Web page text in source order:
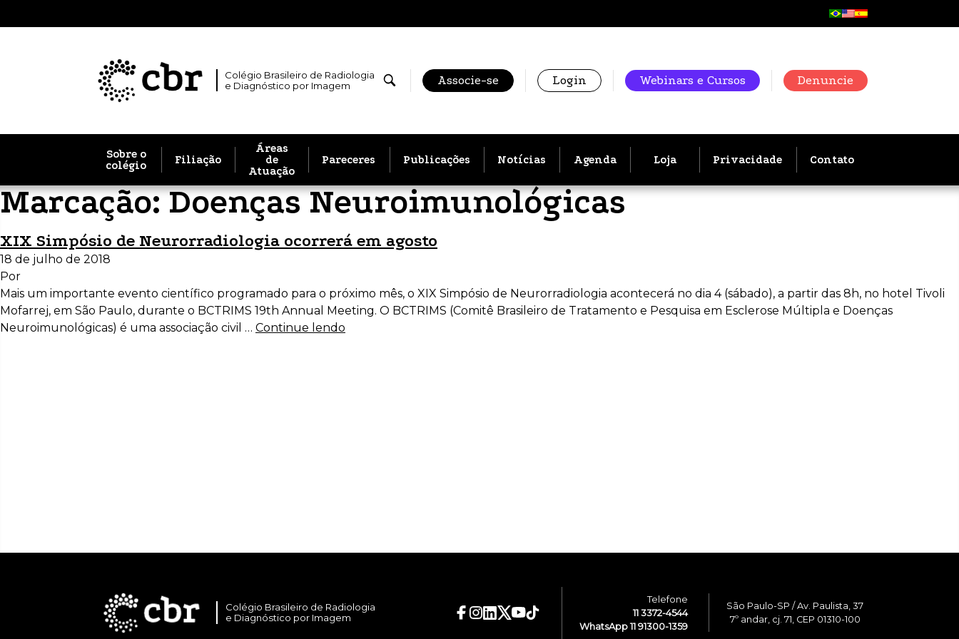
Colégio Brasileiro de Radiologia
e Diagnóstico por Imagem
Associe-se Login Webinars e Cursos Denuncie
Sobre o
colégio
Filiação
Áreas
de
Atuação
Pareceres Publicações Notícias Agenda Loja Privacidade Contato
Marcação:Doenças Neuroimunológicas
XIX Simpósio de Neurorradiologia ocorrerá em agosto
18 de julho de 2018
Por
Mais um importante evento científico programado para o próximo mês, o XIX Simpósio de Neurorradiologia acontecerá no dia 4 (sábado), a partir das 8h, no hotel Tivoli
Mofarrej, em São Paulo, durante o BCTRIMS 19th Annual Meeting. O BCTRIMS (Comitê Brasileiro de Tratamento e Pesquisa em Esclerose Múltipla e Doenças
Neuroimunológicas) é uma associação civil … Continue lendo
Colégio Brasileiro de Radiologia
e Diagnóstico por Imagem
Telefone
11 3372-4544
WhatsApp 11 91300-1359
São Paulo-SP / Av. Paulista, 37
7º andar, cj. 71, CEP 01310-100